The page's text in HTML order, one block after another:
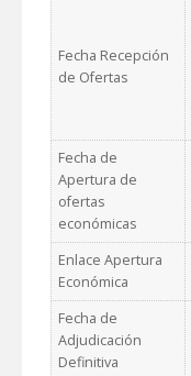
Fecha Recepción
de Ofertas
Fecha de
Apertura de
ofertas
económicas
Enlace Apertura
Económica
Fecha de
Adjudicación
Definitiva